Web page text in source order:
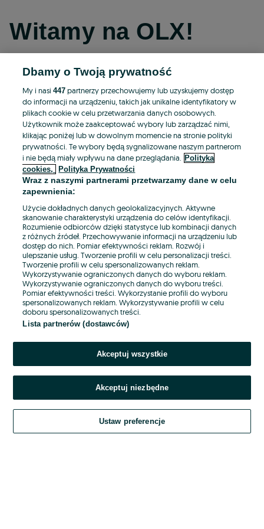
Witamy na OLX!
Kontynuuj przez Facebooka
Kontynuuj przez konto Apple
Kontynuuj przez konto Google
LUB
E-mail
Hasło
Nie pamiętasz hasła?
Zaloguj się
Kontynuując za pośrednictwem jednego z dostawców wskazanych powyżej,
Regulamin serwisu OLX.pl w jego aktualnym brzmieniu.
Dbamy o Twoją prywatność
My i nasi447 partnerzy przechowujemy lub uzyskujemy dostęp
do informacji na urządzeniu, takich jak unikalne identyfikatory w
plikach cookie w celu przetwarzania danych osobowych.
Użytkownik może zaakceptować wybory lub zarządzać nimi,
klikając poniżej lub w dowolnym momencie na stronie polityki
prywatności. Te wybory będą sygnalizowane naszym partnerom
i nie będą miały wpływu na dane przeglądania.
Polityka
cookies,
Polityka Prywatności
Wraz z naszymi partnerami przetwarzamy dane w celu
zapewnienia:
Użycie dokładnych danych geolokalizacyjnych. Aktywne
skanowanie charakterystyki urządzenia do celów identyfikacji.
Rozumienie odbiorców dzięki statystyce lub kombinacji danych
z różnych źródeł. Przechowywanie informacji na urządzeniu lub
dostęp do nich. Pomiar efektywności reklam. Rozwój i
ulepszanie usług. Tworzenie profili w celu personalizacji treści.
Tworzenie profili w celu spersonalizowanych reklam.
Wykorzystywanie ograniczonych danych do wyboru reklam.
Wykorzystywanie ograniczonych danych do wyboru treści.
Pomiar efektywności treści. Wykorzystanie profili do wyboru
spersonalizowanych reklam. Wykorzystywanie profili w celu
doboru spersonalizowanych treści.
Lista partnerów (dostawców)
Akceptuj wszystkie
Akceptuj niezbędne
Ustaw preferencje